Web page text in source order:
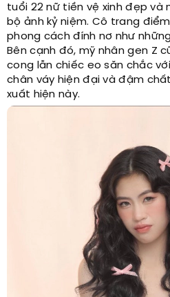
tuổi 22 nữ tiền vệ xinh đẹp và
bộ ảnh kỷ niệm. Cô trang
phong cách đính nơ như
Bên cạnh đó, mỹ nhân gen Z
cong lẫn chiếc eo săn chắc
chân váy hiện đại và đậm
xuất hiện này.